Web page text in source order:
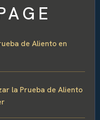
de Aliento en
la Prueba de Aliento